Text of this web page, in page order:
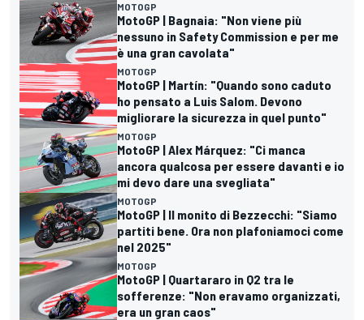
MOTOGP
MotoGP | Bagnaia: "Non viene più
nessuno in Safety Commission e per me
è una gran cavolata"
MOTOGP
MotoGP | Martín: "Quando sono caduto
ho pensato a Luis Salom. Devono
migliorare la sicurezza in quel punto"
MOTOGP
MotoGP | Alex Márquez: "Ci manca
ancora qualcosa per essere davanti e io
mi devo dare una svegliata"
MOTOGP
MotoGP | Il monito di Bezzecchi: "Siamo
partiti bene. Ora non plafoniamoci come
nel 2025"
MOTOGP
MotoGP | Quartararo in Q2 tra le
sofferenze: "Non eravamo organizzati,
era un gran caos"